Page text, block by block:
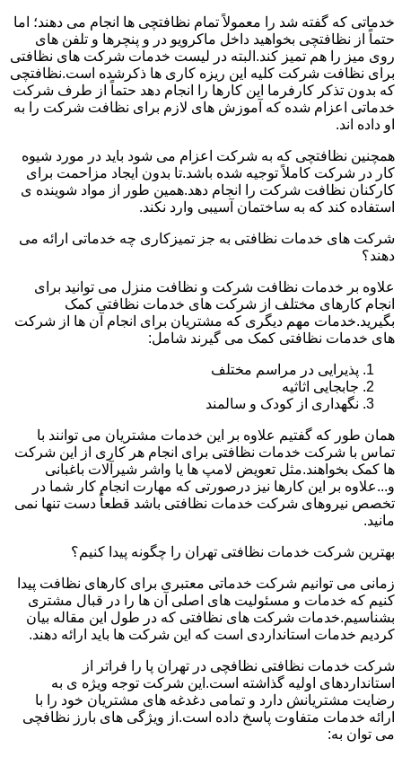
خدماتی که گفته شد را معمولاً تمام نظافتچی ها انجام می دهند؛ اما
حتماً از نظافتچی بخواهید داخل ماکرویو در و پنچرها و تلفن های
روی میز را هم تمیز کند.البته در لیست خدمات شرکت های نظافتی
برای نظافت شرکت کلیه این ریزه کاری ها ذکرشده است.نظافتچی
که بدون تذکر کارفرما این کارها را انجام دهد حتماً از طرف شرکت
خدماتی اعزام شده که آموزش های لازم برای نظافت شرکت را به
او داده اند.
همچنین نظافتچی که به شرکت اعزام می شود باید در مورد شیوه
کار در شرکت کاملاً توجیه شده باشد.تا بدون ایجاد مزاحمت برای
کارکنان نظافت شرکت را انجام دهد.همین طور از مواد شوینده ی
استفاده کند که به ساختمان آسیبی وارد نکند.
شرکت های خدمات نظافتی به جز تمیزکاری چه خدماتی ارائه می
دهند؟
علاوه بر خدمات نظافت شرکت و نظافت منزل می توانید برای
انجام کارهای مختلف از شرکت های خدمات نظافتی کمک
بگیرید.خدمات مهم دیگری که مشتریان برای انجام آن ها از شرکت
های خدمات نظافتی کمک می گیرند شامل:
پذیرایی در مراسم مختلف
جابجایی اثاثیه
نگهداری از کودک و سالمند
همان طور که گفتیم علاوه بر این خدمات مشتریان می توانند با
تماس با شرکت خدمات نظافتی برای انجام هر کاری از این شرکت
ها کمک بخواهند.مثل تعویض لامپ ها یا واشر شیرآلات باغبانی
و...علاوه بر این کارها نیز درصورتی که مهارت انجام کار شما در
تخصص نیروهای شرکت خدمات نظافتی باشد قطعاً دست تنها نمی
مانید.
بهترین شرکت خدمات نظافتی تهران را چگونه پیدا کنیم؟
زمانی می توانیم شرکت خدماتی معتبری برای کارهای نظافت پیدا
کنیم که خدمات و مسئولیت های اصلی آن ها را در قبال مشتری
بشناسیم.خدمات شرکت های نظافتی که در طول این مقاله بیان
کردیم خدمات استانداردی است که این شرکت ها باید ارائه دهند.
شرکت خدمات نظافتی نظافچی در تهران پا را فراتر از
استانداردهای اولیه گذاشته است.این شرکت توجه ویژه ی به
رضایت مشتریانش دارد و تمامی دغدغه های مشتریان خود را با
ارائه خدمات متفاوت پاسخ داده است.از ویژگی های بارز نظافچی
می توان به: